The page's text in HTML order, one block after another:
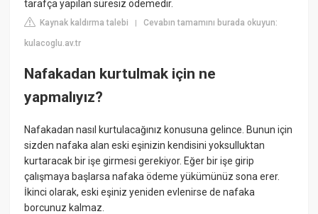
tarafça yapılan süresiz ödemedir.
Kaynak kaldırma talebi |Cevabın tamamını burada okuyun:
kulacoglu.av.tr
Nafakadan kurtulmak için ne
yapmalıyız?
Nafakadan nasıl kurtulacağınız konusuna gelince. Bunun için
sizden nafaka alan eski eşinizin kendisini yoksulluktan
kurtaracak bir işe girmesi gerekiyor. Eğer bir işe girip
çalışmaya başlarsa nafaka ödeme yükümünüz sona erer.
İkinci olarak, eski eşiniz yeniden evlenirse de nafaka
borcunuz kalmaz.